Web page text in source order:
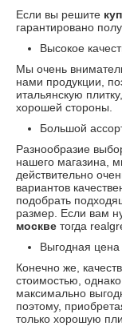
Если вы решите
гарантировано
Высокое
Мы очень
нами продукции,
итальянскую
хорошей стороны.
Большой
Разнообразие
нашего магазина,
действительно
вариантов
подобрать
размер. Если вам
москве тогда
Выгодная цена
Конечно же,
стоимостью,
максимально
поэтому,
только хорошую